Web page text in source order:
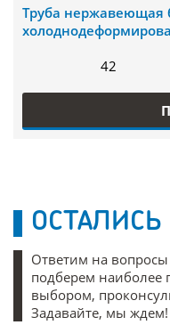
Труба нержавеющая
42
Ответим на
подберем
выбором,
Задавайте, мы ждем!